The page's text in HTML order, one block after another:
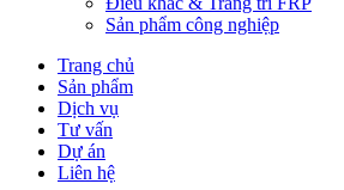
Sản phẩm công nghiệp
Trang chủ
Sản phẩm
Dịch vụ
Tư vấn
Dự án
Liên hệ